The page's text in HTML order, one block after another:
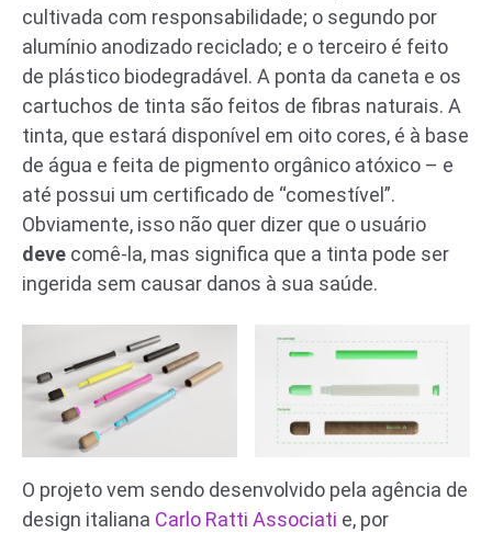
cultivada com responsabilidade; o segundo por
alumínio anodizado reciclado; e o terceiro é feito
de plástico biodegradável. A ponta da caneta e os
cartuchos de tinta são feitos de fibras naturais. A
tinta, que estará disponível em oito cores, é à base
de água e feita de pigmento orgânico atóxico – e
até possui um certificado de “comestível”.
Obviamente, isso não quer dizer que o usuário
deve comê-la, mas significa que a tinta pode ser
ingerida sem causar danos à sua saúde.
O projeto vem sendo desenvolvido pela agência de
design italiana Carlo Ratti Associati e, por